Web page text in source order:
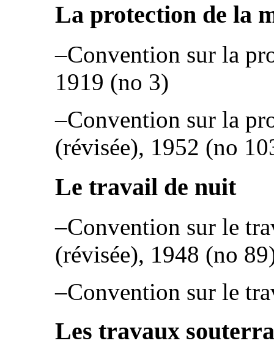
La protection de la
–Convention sur la
1919 (no 3)
–Convention sur la
(révisée), 1952 (no
Le travail de nuit
–Convention sur le
(révisée), 1948 (no
–Convention sur le
Les travaux